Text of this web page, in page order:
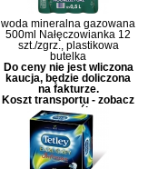
woda mineralna gazowana
500ml Nałęczowianka 12
szt./zgrz., plastikowa
butelka
Do ceny nie jest wliczona
kaucja, będzie doliczona
na fakturze.
Koszt transportu - zobacz
szczegóły